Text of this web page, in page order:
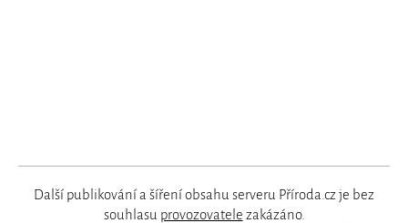
Další publikování a šíření obsahu serveru Příroda.cz je bez
souhlasu provozovatele zakázáno.